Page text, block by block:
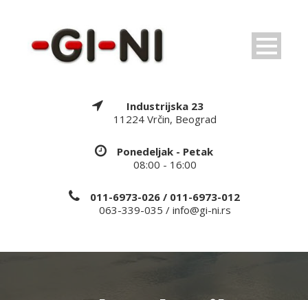
Industrijska 23
11224 Vrčin, Beograd
Ponedeljak - Petak
08:00 - 16:00
011-6973-026 / 011-6973-012
063-339-035 / info@gi-ni.rs